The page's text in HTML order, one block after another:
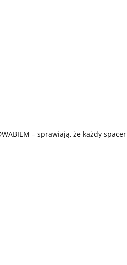
– sprawiają, że każdy spacer